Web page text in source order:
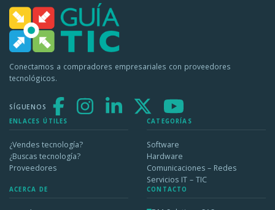
Conectamos a compradores empresariales con proveedores
tecnológicos.
SÍGUENOS
ENLACES ÚTILES
¿Vendes tecnología?
¿Buscas tecnología?
Proveedores
CATEGORÍAS
Software
Hardware
Comunicaciones – Redes
Servicios IT – TIC
ACERCA DE CONTACTO